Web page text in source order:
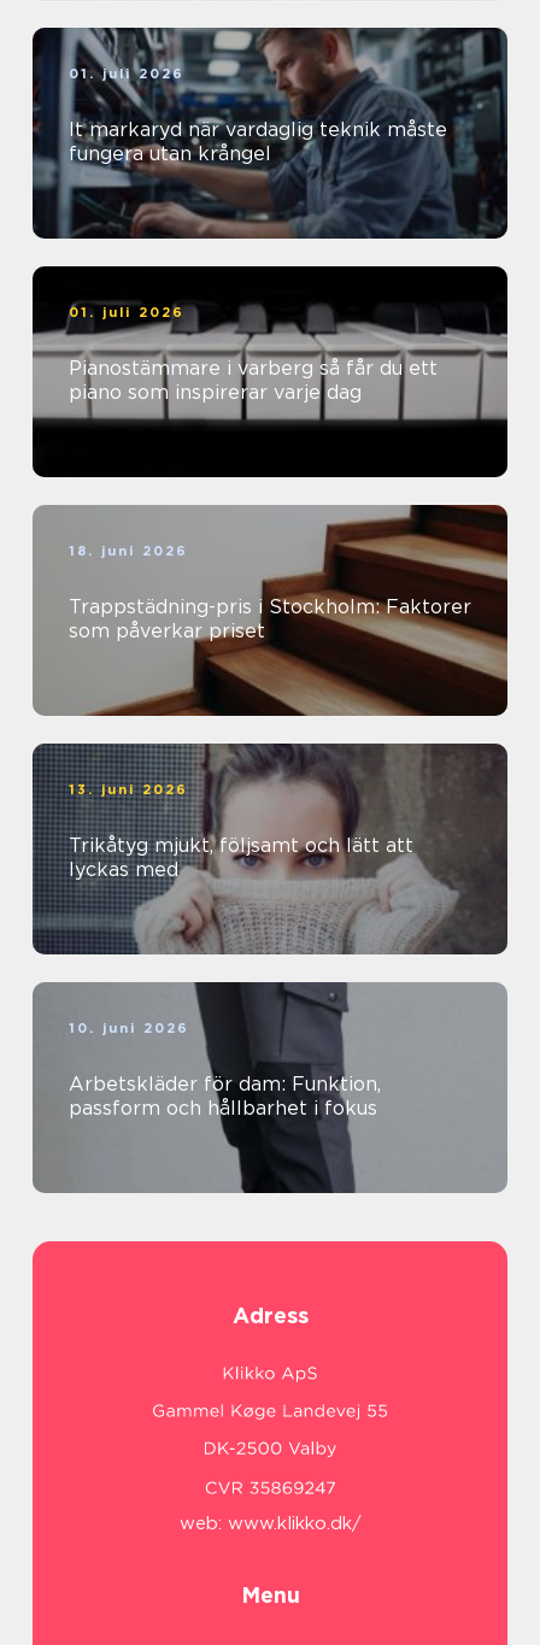
01. juli 2026
It markaryd när vardaglig teknik måste
fungera utan krångel
01. juli 2026
Pianostämmare i varberg så får du ett
piano som inspirerar varje dag
18. juni 2026
Trappstädning-pris i Stockholm: Faktorer
som påverkar priset
13. juni 2026
Trikåtyg mjukt, följsamt och lätt att
lyckas med
10. juni 2026
Arbetskläder för dam: Funktion,
passform och hållbarhet i fokus
Adress
web: www.klikko.dk/
Menu